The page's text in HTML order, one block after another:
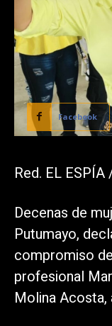
Facebook
Red. EL
Decenas de
Putumayo,
compromiso
profesional
Molina